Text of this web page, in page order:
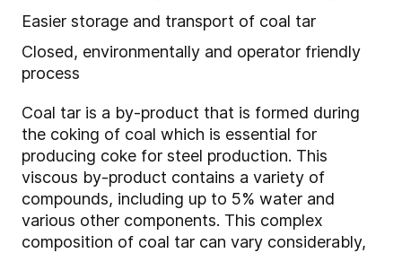
Easier storage and transport of coal tar
Closed, environmentally and operator friendly
process
Coal tar is a by-product that is formed during
the coking of coal which is essential for
producing coke for steel production. This
viscous by-product contains a variety of
compounds, including up to 5% water and
various other components. This complex
composition of coal tar can vary considerably,